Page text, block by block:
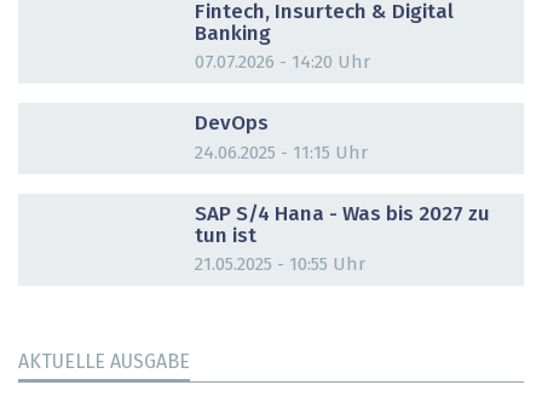
Fintech, Insurtech & Digital
Banking
07.07.2026 - 14:20 Uhr
DevOps
24.06.2025 - 11:15 Uhr
SAP S/4 Hana - Was bis 2027 zu
tun ist
21.05.2025 - 10:55 Uhr
AKTUELLE AUSGABE